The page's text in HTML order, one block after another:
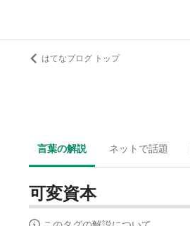
はてなブログ トップ
言葉の解説 ネットで話題
可変資本